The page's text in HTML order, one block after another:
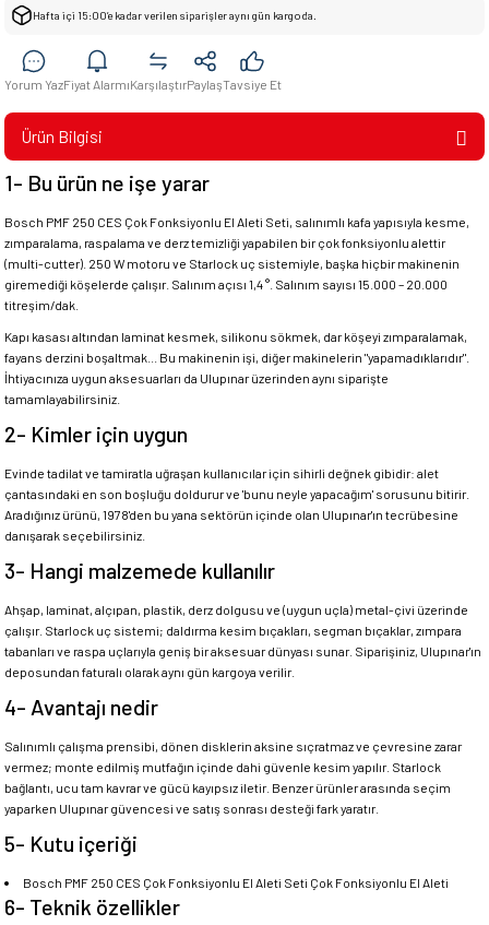
Hafta içi 15:00’e kadar verilen siparişler aynı gün kargoda.
Yorum YazFiyat AlarmıKarşılaştırPaylaşTavsiye Et
Ürün Bilgisi
1- Bu ürün ne işe yarar
Bosch PMF 250 CES Çok Fonksiyonlu El Aleti Seti, salınımlı kafa yapısıyla kesme,
zımparalama, raspalama ve derz temizliği yapabilen bir çok fonksiyonlu alettir
(multi-cutter). 250 W motoru ve Starlock uç sistemiyle, başka hiçbir makinenin
giremediği köşelerde çalışır. Salınım açısı 1,4 °. Salınım sayısı 15.000 – 20.000
titreşim/dak.
Kapı kasası altından laminat kesmek, silikonu sökmek, dar köşeyi zımparalamak,
fayans derzini boşaltmak... Bu makinenin işi, diğer makinelerin "yapamadıklarıdır".
İhtiyacınıza uygun aksesuarları da Ulupınar üzerinden aynı siparişte
tamamlayabilirsiniz.
2- Kimler için uygun
Evinde tadilat ve tamiratla uğraşan kullanıcılar için sihirli değnek gibidir: alet
çantasındaki en son boşluğu doldurur ve 'bunu neyle yapacağım' sorusunu bitirir.
Aradığınız ürünü, 1978'den bu yana sektörün içinde olan Ulupınar'ın tecrübesine
danışarak seçebilirsiniz.
3- Hangi malzemede kullanılır
Ahşap, laminat, alçıpan, plastik, derz dolgusu ve (uygun uçla) metal-çivi üzerinde
çalışır. Starlock uç sistemi; daldırma kesim bıçakları, segman bıçaklar, zımpara
tabanları ve raspa uçlarıyla geniş bir aksesuar dünyası sunar. Siparişiniz, Ulupınar'ın
deposundan faturalı olarak aynı gün kargoya verilir.
4- Avantajı nedir
Salınımlı çalışma prensibi, dönen disklerin aksine sıçratmaz ve çevresine zarar
vermez; monte edilmiş mutfağın içinde dahi güvenle kesim yapılır. Starlock
bağlantı, ucu tam kavrar ve gücü kayıpsız iletir. Benzer ürünler arasında seçim
yaparken Ulupınar güvencesi ve satış sonrası desteği fark yaratır.
5- Kutu içeriği
Bosch PMF 250 CES Çok Fonksiyonlu El Aleti Seti Çok Fonksiyonlu El Aleti
6- Teknik özellikler